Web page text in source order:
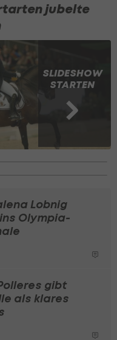
jubelte
SLIDESHOW
STARTEN
Lobnig
Olympia-
gibt
als klares